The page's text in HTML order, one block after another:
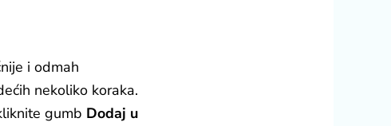
i odmah
nekoliko koraka.
gumb Dodaj u